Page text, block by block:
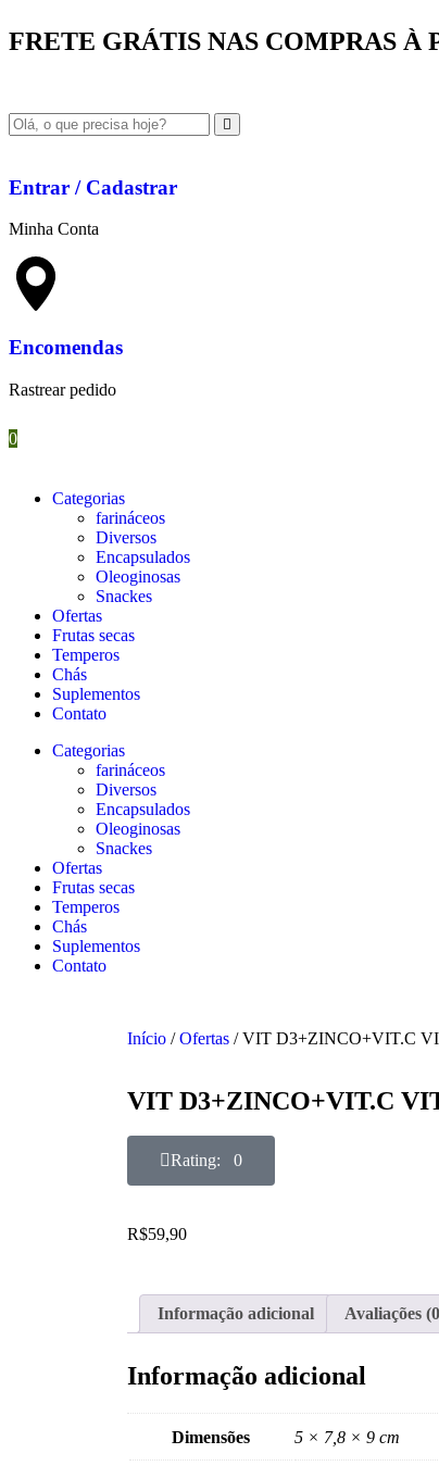
FRETE GRÁTIS NAS COMPRAS À
Entrar / Cadastrar
Minha Conta
Encomendas
Rastrear pedido
0
Categorias
farináceos
Diversos
Encapsulados
Oleoginosas
Snackes
Ofertas
Frutas secas
Temperos
Chás
Suplementos
Contato
Categorias
farináceos
Diversos
Encapsulados
Oleoginosas
Snackes
Ofertas
Frutas secas
Temperos
Chás
Suplementos
Contato
Início /Ofertas / VIT D3+ZINCO+VIT.C
VIT D3+ZINCO+VIT.C
Rating: 0
R$59,90
Informação adicional Avaliações
Informação adicional
Dimensões 5 × 7,8 × 9 cm